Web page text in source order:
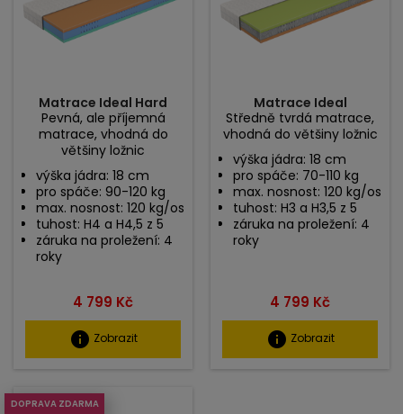
Matrace Ideal Hard
Pevná, ale příjemná
matrace, vhodná do
většiny ložnic
výška jádra: 18 cm
pro spáče: 90-120 kg
max. nosnost: 120 kg/os
tuhost: H4 a H4,5 z 5
záruka na proležení: 4
roky
Cena
4 799 Kč
info Zobrazit
Matrace Ideal
Středně tvrdá matrace,
vhodná do většiny ložnic
výška jádra: 18 cm
pro spáče: 70-110 kg
max. nosnost: 120 kg/os
tuhost: H3 a H3,5 z 5
záruka na proležení: 4
roky
Cena
4 799 Kč
info Zobrazit
DOPRAVA ZDARMA